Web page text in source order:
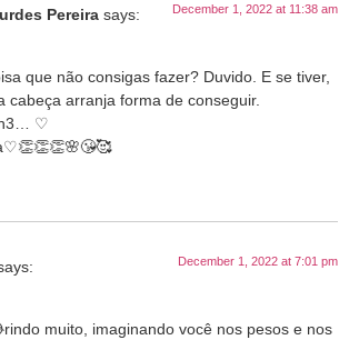
Pereira says: December 1, 2022 at 11:38 am
que não consigas fazer? Duvido. E se tiver,
cabeça arranja forma de conseguir.
n3… ♡
December 1, 2022 at 7:01 pm
muito, imaginando você nos pesos e nos